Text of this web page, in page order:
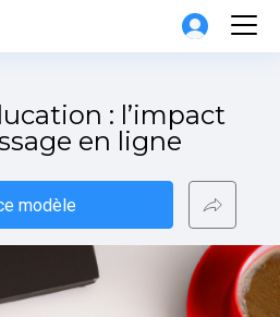
: l’impact
en ligne
modèle